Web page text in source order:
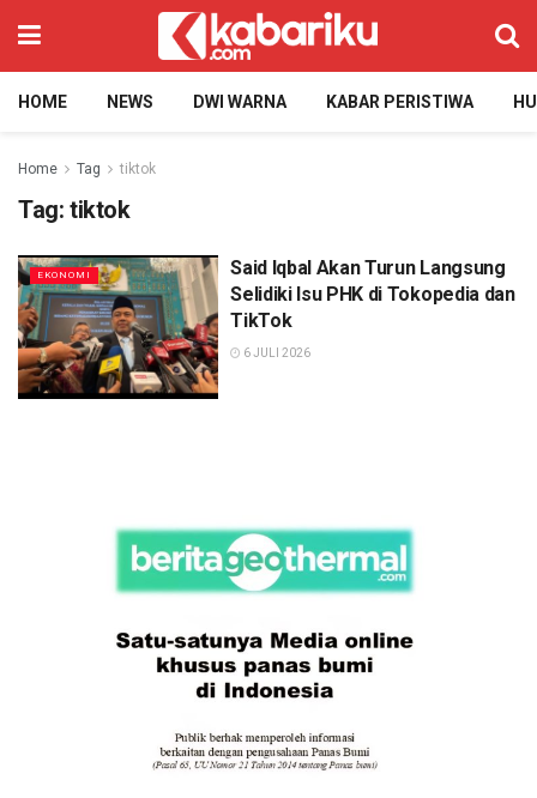
HOME NEWS DWI WARNA KABAR PERISTIWA
Home Tag tiktok
Tag: tiktok
EKONOMI
Said Iqbal Akan Turun Langsung
Selidiki Isu PHK di Tokopedia dan
TikTok
6 JULI 2026